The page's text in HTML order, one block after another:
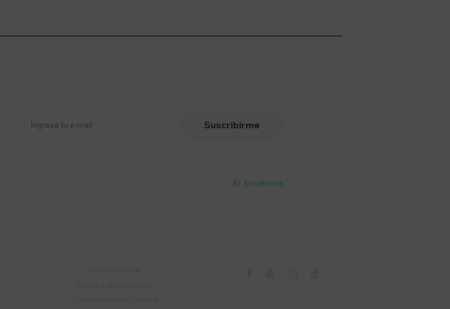
Suscribirme
 Escribinos